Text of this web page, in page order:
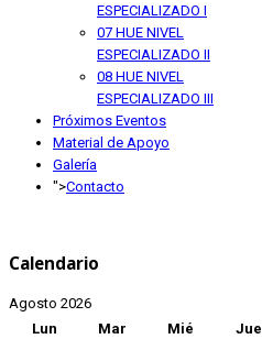
ESPECIALIZADO I
07 HUE NIVEL
ESPECIALIZADO II
08 HUE NIVEL
ESPECIALIZADO III
Próximos Eventos
Material de Apoyo
Galería
">Contacto
Calendario
Agosto 2026
Lun
Mar Mié Jue